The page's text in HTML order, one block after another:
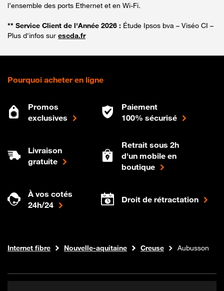
l’ensemble des ports Ethernet et en Wi-Fi.
** Service Client de l'Année 2026 : Étude Ipsos bva – Viséo CI –
Plus d'infos sur escda.fr
Pourquoi acheter en ligne
Promos
exclusives
Paiement
100% sécurisé
Livraison
gratuite
Retrait sous 2h
d'un mobile en
boutique
À vos cotés
24h/24
Droit de rétractation
Boutique Orange
Internet fibre Nouvelle-aquitaine Creuse Aubusson